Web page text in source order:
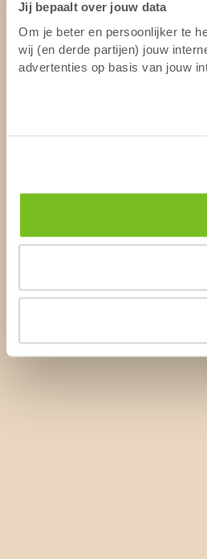
Jij bepaalt over jouw data
Om je beter en persoonlijker te
wij (en derde partijen) jouw
advertenties op basis van jouw